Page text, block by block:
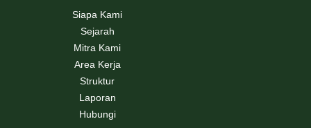
Siapa Kami
Sejarah
Mitra Kami
Area Kerja
Struktur
Laporan
Hubungi